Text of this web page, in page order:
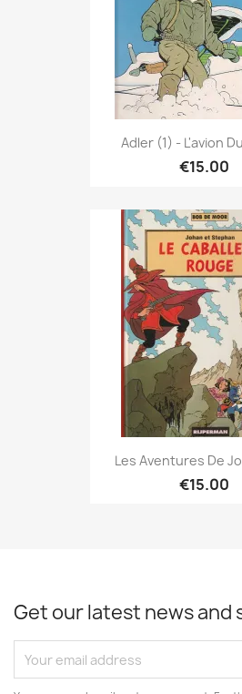
Adler (1) - L'avion
€15.00
Les Aventures De
€15.00
Get our latest news and